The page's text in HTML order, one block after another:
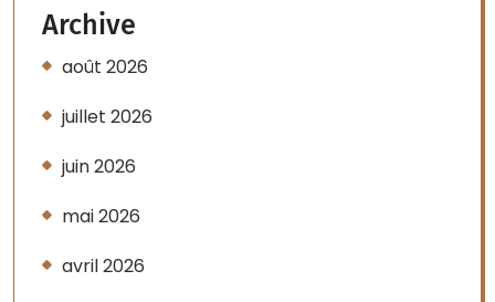
Archive
août 2026
juillet 2026
juin 2026
mai 2026
avril 2026